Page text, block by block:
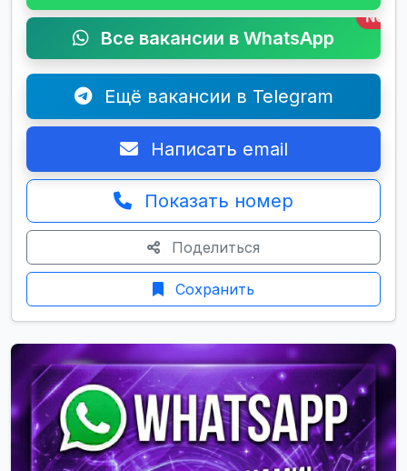
Все вакансии в WhatsApp
New
Ещё вакансии в Telegram
Написать email
Показать номер
Поделиться
Сохранить